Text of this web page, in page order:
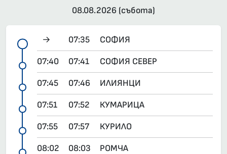
08.08.2026 (събота)
→ 07:35 СОФИЯ
07:40 07:41 СОФИЯ СЕВЕР
07:45 07:46 ИЛИЯНЦИ
07:51 07:52 КУМАРИЦА
07:55 07:57 КУРИЛО
08:02 08:03 РОМЧА